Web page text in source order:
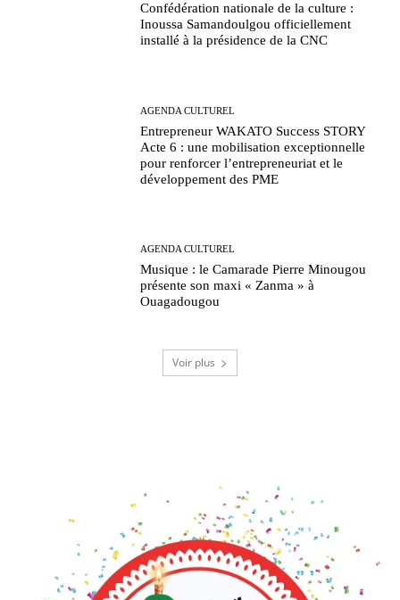
Confédération nationale de la culture :
Inoussa Samandoulgou officiellement
installé à la présidence de la CNC
AGENDA CULTUREL
Entrepreneur WAKATO Success STORY
Acte 6 : une mobilisation exceptionnelle
pour renforcer l’entrepreneuriat et le
développement des PME
AGENDA CULTUREL
Musique : le Camarade Pierre Minougou
présente son maxi « Zanma » à
Ouagadougou
Voir plus